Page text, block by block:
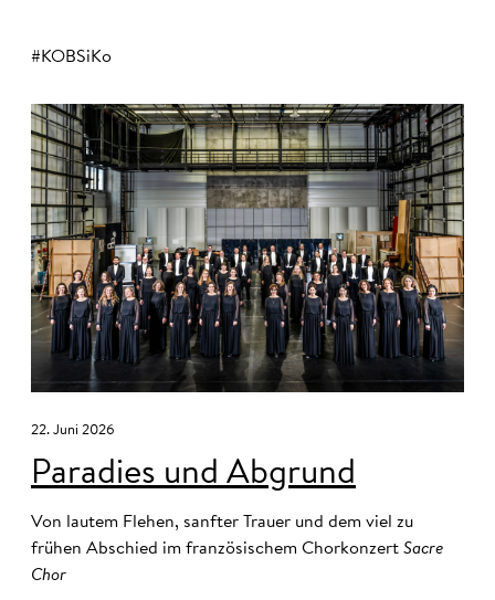
#KOBSiKo
22. Juni 2026
Paradies und Abgrund
Von lautem Flehen, sanfter Trauer und dem viel zu
frühen Abschied im französischem Chorkonzert Sacre
Chor